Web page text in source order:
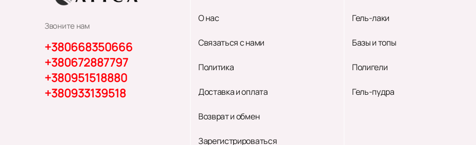
Звоните нам
+380668350666
+380672887797
+380951518880
+380933139518
О нас
Связаться с нами
Политика
Доставка и оплата
Возврат и обмен
Зарегистрироваться
Гель-лаки
Базы и топы
Полигели
Гель-пудра